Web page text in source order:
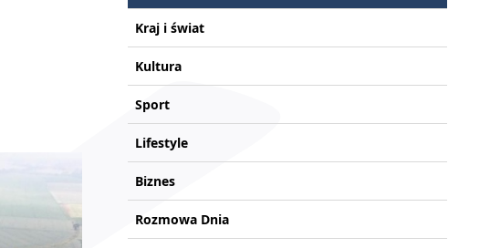
Kraj i świat
Kultura
Sport
Lifestyle
Biznes
Rozmowa Dnia